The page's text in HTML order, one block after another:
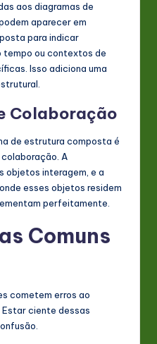
aos diagramas de
aparecer em
para indicar
ou contextos de
Isso adiciona uma
Colaboração
de estrutura composta é
A
objetos interagem, e a
esses objetos residem
perfeitamente.
Comuns
cometem erros ao
ciente dessas